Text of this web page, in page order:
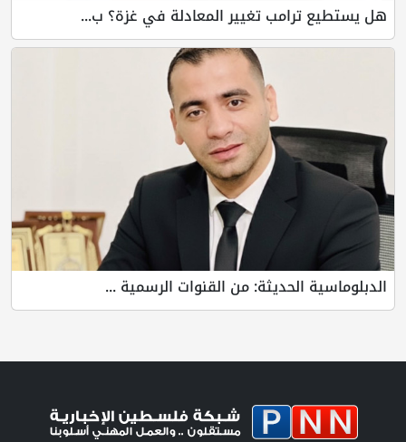
هل يستطيع ترامب تغيير المعادلة في غزة؟ ب...
الدبلوماسية الحديثة: من القنوات الرسمية ...